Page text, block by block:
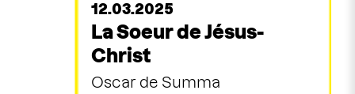
12.03.2025
La Soeur de Jésus-
Christ
Oscar de Summa